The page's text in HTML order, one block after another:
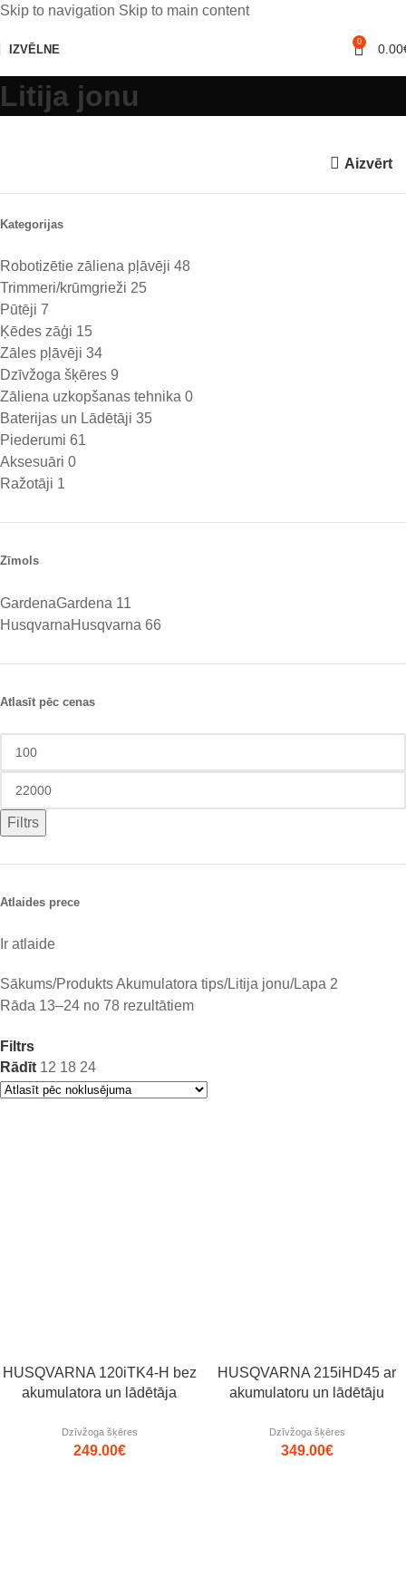
Skip to navigation Skip to main content
IZVĒLNE
0 0.00
Litija jonu
Aizvērt
Kategorijas
Robotizētie zāliena pļāvēji 48
Trimmeri/krūmgrieži 25
Pūtēji 7
Ķēdes zāģi 15
Zāles pļāvēji 34
Dzīvžoga šķēres 9
Zāliena uzkopšanas tehnika 0
Baterijas un Lādētāji 35
Piederumi 61
Aksesuāri 0
Ražotāji 1
Zīmols
GardenaGardena 11
HusqvarnaHusqvarna 66
Atlasīt pēc cenas
Filtrs
Atlaides prece
Ir atlaide
Sākums Produkts Akumulatora tips Litija jonu Lapa 2
Rāda 13–24 no 78 rezultātiem
Filtrs
Rādīt 12 18 24
HUSQVARNA 120iTK4-H bez
akumulatora un lādētāja
Dzīvžoga šķēres
249.00€
HUSQVARNA 215iHD45 ar
akumulatoru un lādētāju
Dzīvžoga šķēres
349.00€